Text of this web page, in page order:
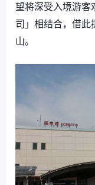
望将深受入境游客
司」相结合，借此
山。